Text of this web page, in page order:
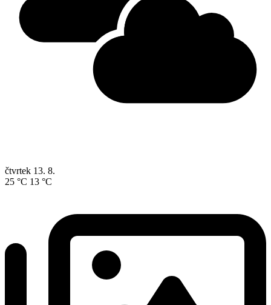
čtvrtek 13. 8.
25 °C 13 °C